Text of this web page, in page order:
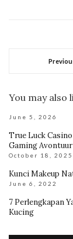
You may also
June 5, 2026
True Luck
Gaming
October 18, 2025
Kunci Makeup
June 6, 2022
7 Perlengkapan
Kucing